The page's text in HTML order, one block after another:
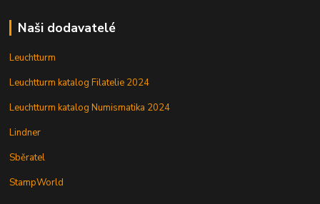
Naši dodavatelé
Leuchtturm
Leuchtturm katalog Filatelie 2024
Leuchtturm katalog Numismatika 2024
Lindner
Sběratel
StampWorld